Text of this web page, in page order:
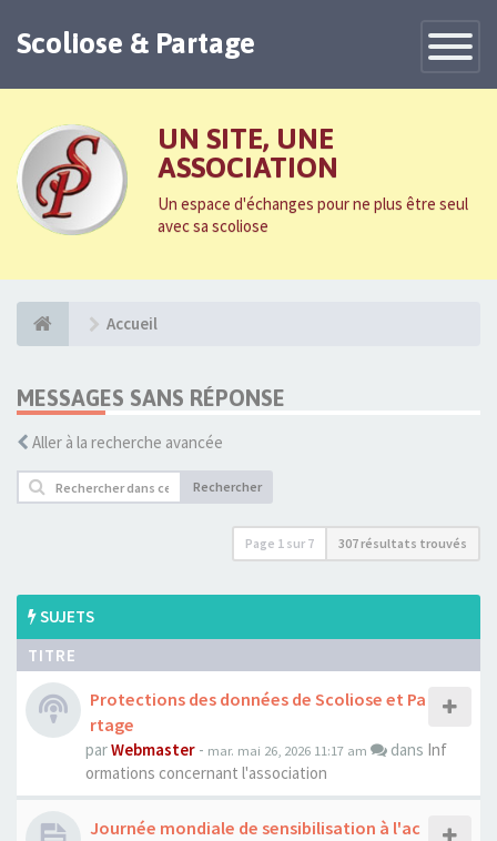
Toggle
Scoliose & Partage
UN SITE, UNE
ASSOCIATION
Un espace d'échanges pour ne plus être seul
avec sa scoliose
Accueil
MESSAGES SANS RÉPONSE
Aller à la recherche avancée
Rechercher
Page 1 sur 7 307 résultats trouvés
SUJETS
TITRE
Protections des données de Scoliose et Pa
rtage
parWebmaster - mar. mai 26, 2026 11:17 am dans Inf
ormations concernant l'association
Journée mondiale de sensibilisation à l'ac